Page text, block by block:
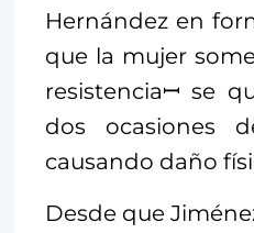
Hernández en
que la mujer
resistenciaꟷ se
dos ocasiones
causando daño
Desde que